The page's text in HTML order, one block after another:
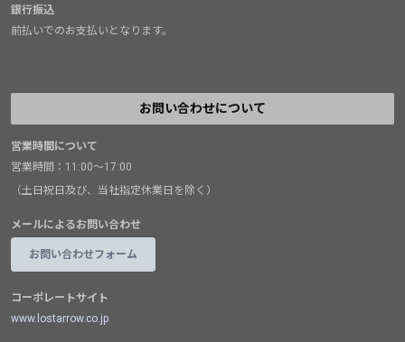
銀行振込
前払いでのお支払いとなります。
お問い合わせについて
営業時間について
営業時間：11:00～17:00
（土日祝日及び、当社指定休業日を除く）
メールによるお問い合わせ
お問い合わせフォーム
コーポレートサイト
www.lostarrow.co.jp